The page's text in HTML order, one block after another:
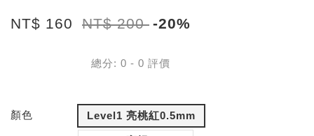
NT$ 160 NT$ 200 -20%
總分: 0 - 0 評價
顏色 Level1 亮桃紅0.5mm